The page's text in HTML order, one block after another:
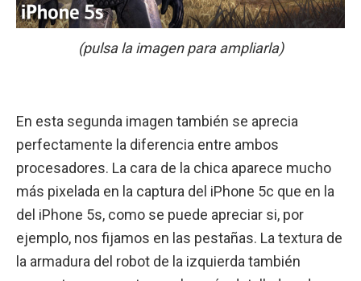
(pulsa la imagen para ampliarla)
En esta segunda imagen también se aprecia
perfectamente la diferencia entre ambos
procesadores. La cara de la chica aparece mucho
más pixelada en la captura del iPhone 5c que en la
del iPhone 5s, como se puede apreciar si, por
ejemplo, nos fijamos en las pestañas. La textura de
la armadura del robot de la izquierda también